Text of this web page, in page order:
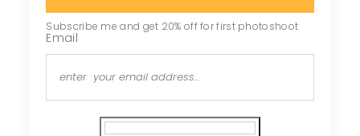
Subscribe me and get 20% off for first photoshoot
Email